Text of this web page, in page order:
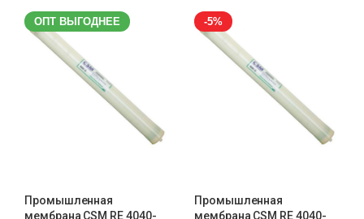
ОПТ ВЫГОДНЕЕ
Промышленная
мембрана CSM RE 4040-
-5%
Промышленная
мембрана CSM RE 4040-